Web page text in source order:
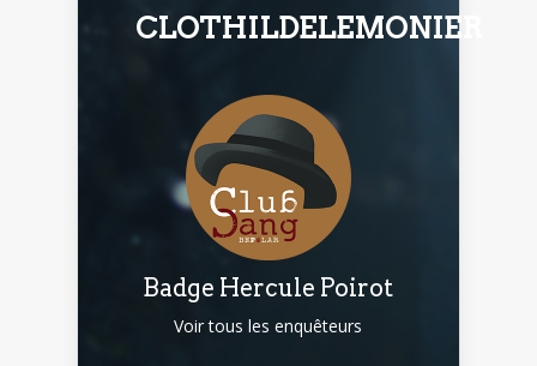
CLOTHILDELEMONIER
Badge Hercule Poirot
Voir tous les enquêteurs